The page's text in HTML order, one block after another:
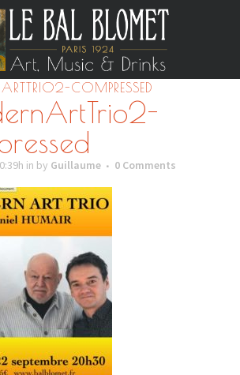
COMPRESSED
in by Guillaume 0 Comments